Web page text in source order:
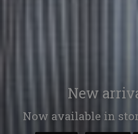
New
Now available in